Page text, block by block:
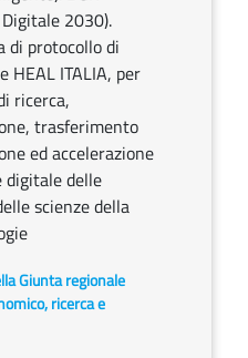
2030).
di protocollo di
HEAL ITALIA, per
ricerca,
trasferimento
ed accelerazione
digitale delle
scienze della
Giunta regionale
ricerca e